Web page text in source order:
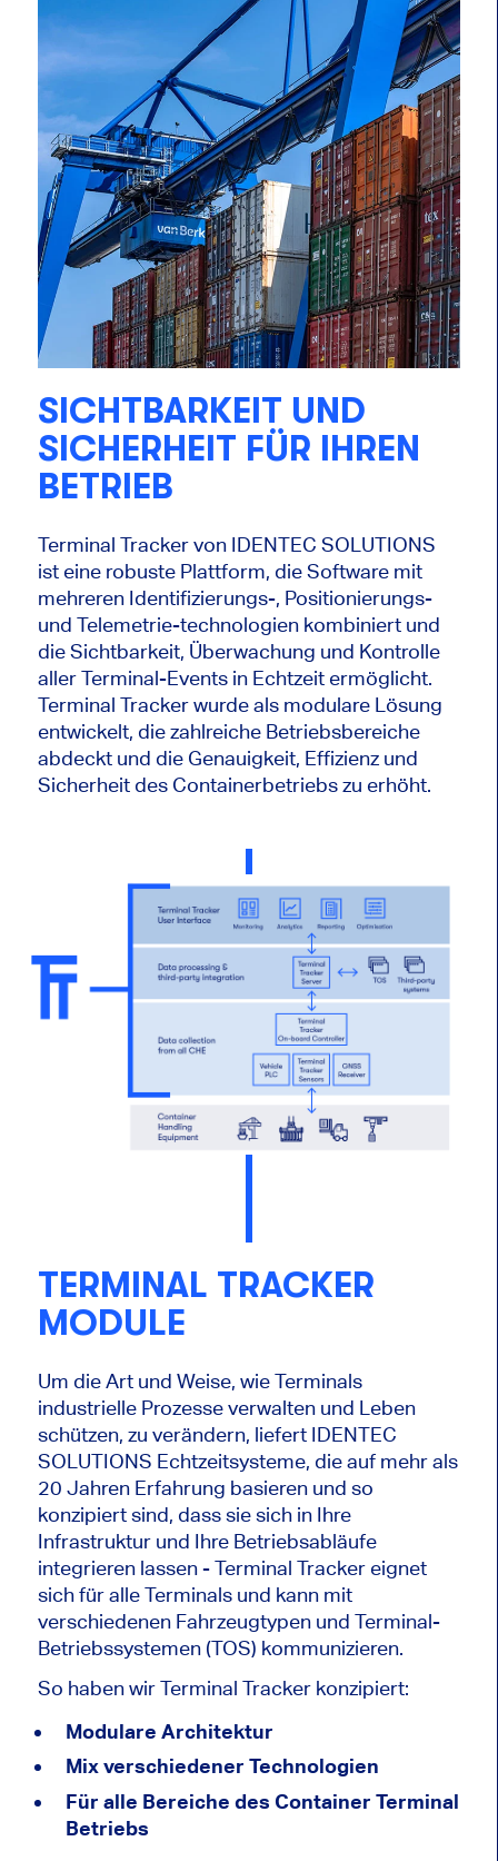
SICHTBARKEIT UND
SICHERHEIT FÜR IHREN
BETRIEB
Terminal Tracker von IDENTEC SOLUTIONS
ist eine robuste Plattform, die Software mit
mehreren Identifizierungs-, Positionierungs-
und Telemetrie-technologien kombiniert und
die Sichtbarkeit, Überwachung und Kontrolle
aller Terminal-Events in Echtzeit ermöglicht.
Terminal Tracker wurde als modulare Lösung
entwickelt, die zahlreiche Betriebsbereiche
abdeckt und die Genauigkeit, Effizienz und
Sicherheit des Containerbetriebs zu erhöht.
TERMINAL TRACKER
MODULE
Um die Art und Weise, wie Terminals
industrielle Prozesse verwalten und Leben
schützen, zu verändern, liefert IDENTEC
SOLUTIONS Echtzeitsysteme, die auf mehr als
20 Jahren Erfahrung basieren und so
konzipiert sind, dass sie sich in Ihre
Infrastruktur und Ihre Betriebsabläufe
integrieren lassen - Terminal Tracker eignet
sich für alle Terminals und kann mit
verschiedenen Fahrzeugtypen und Terminal-
Betriebssystemen (TOS) kommunizieren.
So haben wir Terminal Tracker konzipiert:
Modulare Architektur
Mix verschiedener Technologien
Für alle Bereiche des Container Terminal
Betriebs